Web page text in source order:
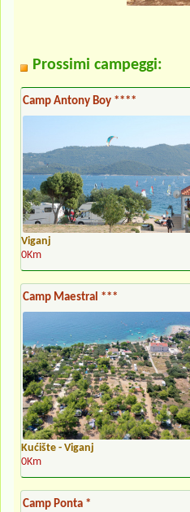
Prossimi campeggi:
Camp Antony Boy ****
Viganj
0Km
Camp Maestral ***
Kućište - Viganj
0Km
Camp Ponta *